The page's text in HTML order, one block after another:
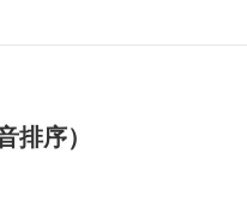
排序）